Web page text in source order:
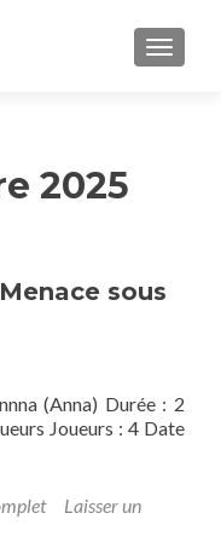
2025
sous
(Anna) Durée : 2
Joueurs : 4 Date
Laisser un